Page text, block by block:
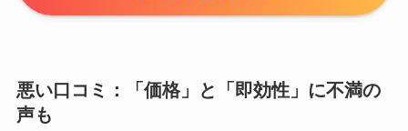
悪い口コミ：「価格」と「即効性」に不満の
声も